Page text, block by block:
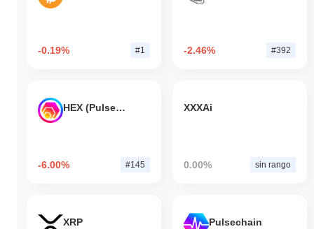
-0.19% #1 -2.46% #392
HEX (Pulsechain)
-6.00% #145
XXXAi
0.00% sin rango
XRP Pulsechain